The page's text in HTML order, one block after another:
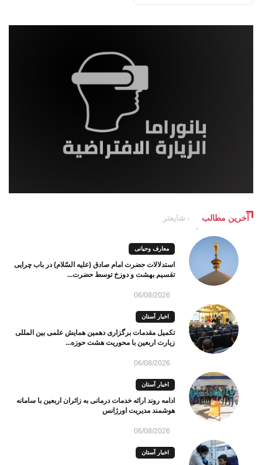
آخرین مطالب شایعتر
معارف وحیانی
استدلالات حضرت امام صادق (علیه السّلام) در باب چرایی
تقسیم بهشت و دوزخ توسط حضرت...
06/08/2026
اخبار آستان
تکمیل مقدمات برگزاری دهمین همایش علمی بین المللی
زیارت اربعین با محوریت هشت حوزه...
06/08/2026
اخبار آستان
ادامه روند ارائه خدمات درمانی به زائران اربعین با سامانه
هوشمند مدیریت اورژانس
06/08/2026
اخبار آستان